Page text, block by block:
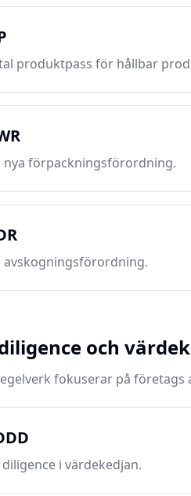
produktpass för hållbar
nya förpackningsförordning.
avskogningsförordning.
och
fokuserar på
diligence i värdekedjan.